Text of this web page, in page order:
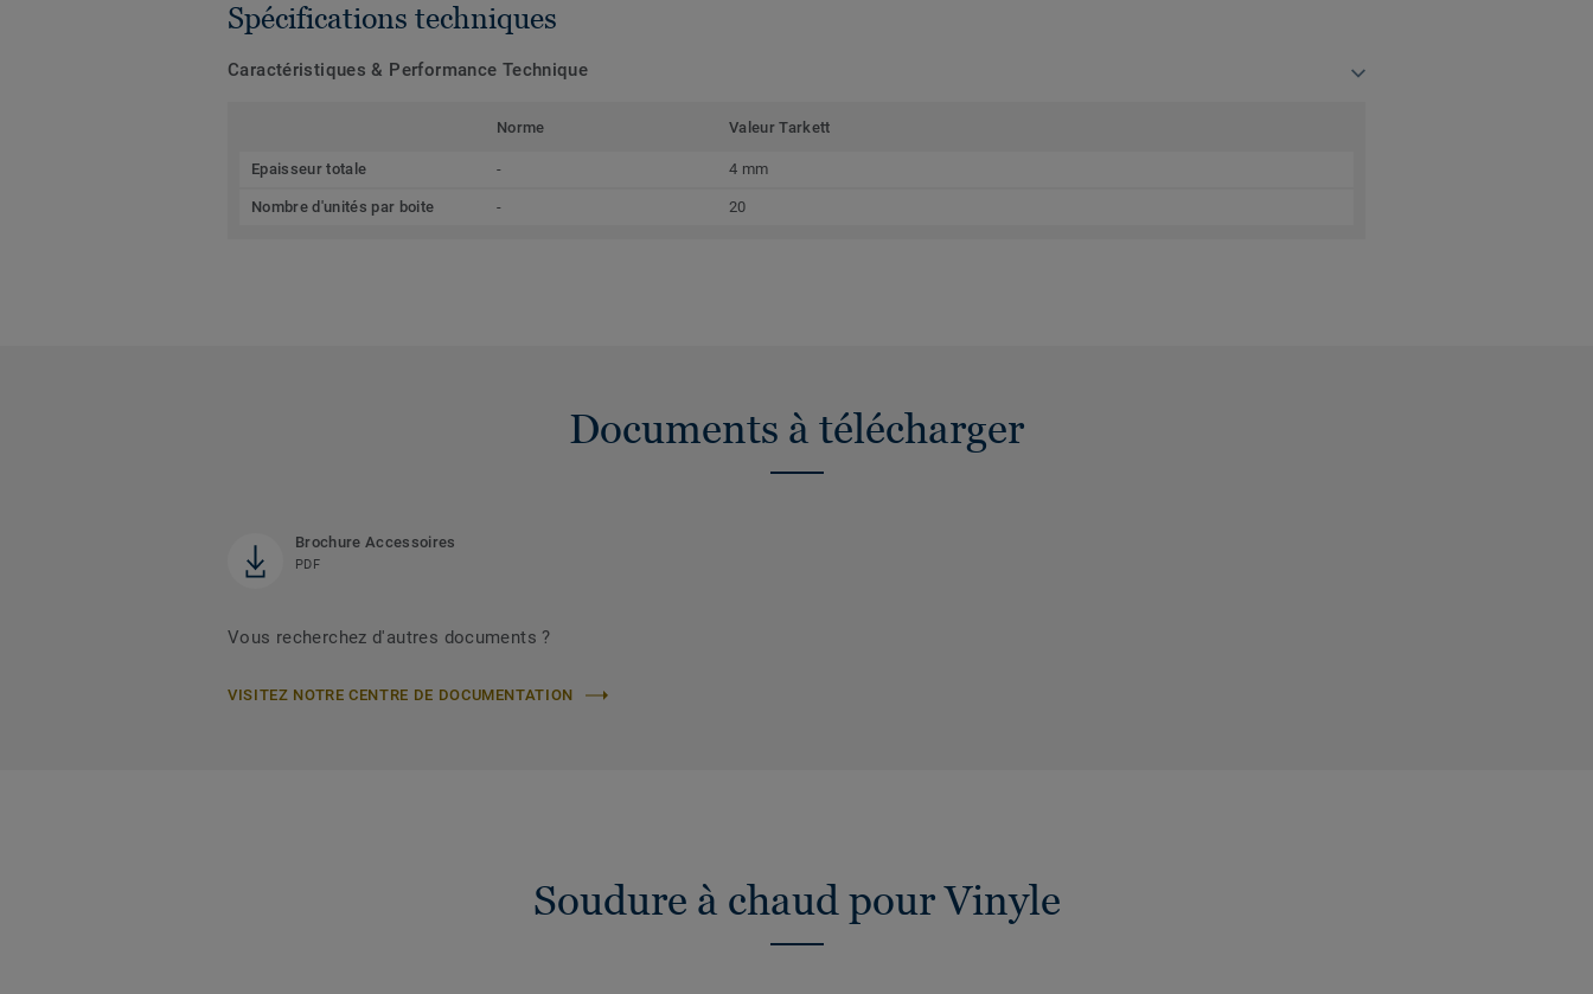
Spécifications techniques
Caractéristiques & Performance Technique
Norme Valeur Tarkett
Epaisseur totale - 4 mm
Nombre d'unités par boite - 20
Documents à télécharger
Brochure Accessoires
PDF
Vous recherchez d'autres documents ?
VISITEZ NOTRE CENTRE DE DOCUMENTATION
Soudure à chaud pour Vinyle